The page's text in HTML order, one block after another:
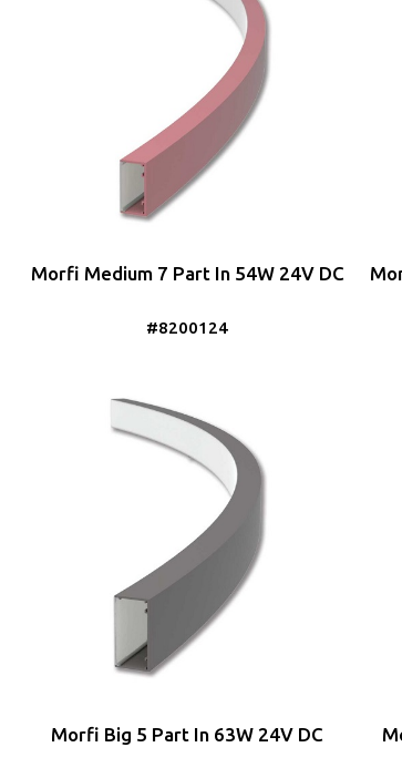
Morfi Medium 7 Part In 54W 24V DC
#8200124
Morfi Big 5 Part In 63W 24V DC